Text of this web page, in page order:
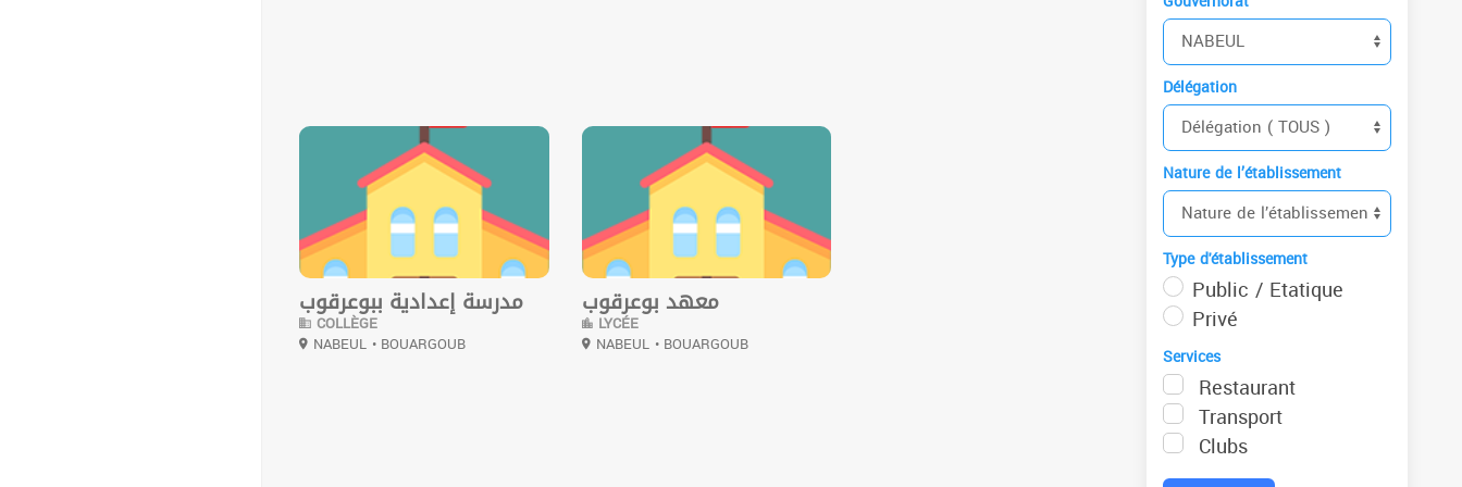
مدرسة إعدادية ببوعرقوب
COLLÈGE
NABEUL • BOUARGOUB
معهد بوعرقوب
LYCÉE
NABEUL • BOUARGOUB
Délégation
Nature de l’établissement
Type d'établissement
Public / Etatique
Privé
Services
Restaurant
Transport
Clubs